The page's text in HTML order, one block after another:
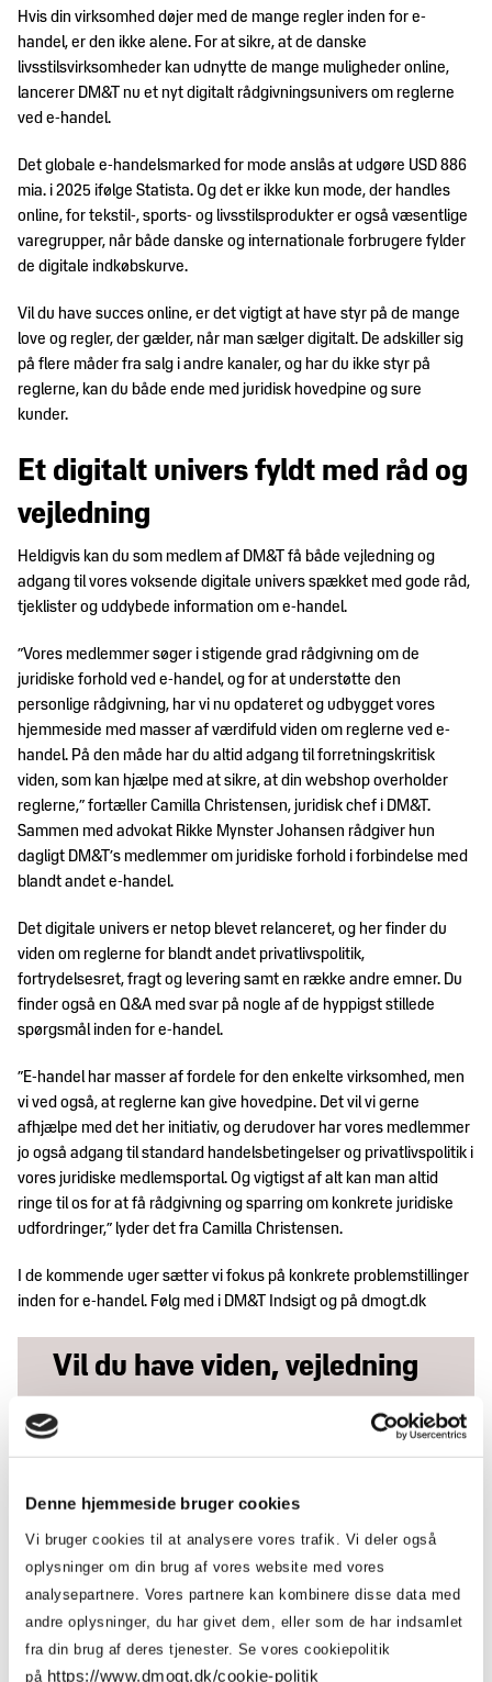
Denne hjemmeside bruger cookies
Vi bruger cookies til at analysere vores trafik. Vi deler også
oplysninger om din brug af vores website med vores
analysepartnere. Vores partnere kan kombinere disse data med
andre oplysninger, du har givet dem, eller som de har indsamlet
fra din brug af deres tjenester. Se vores cookiepolitik
på https://www.dmogt.dk/cookie-politik
Persondata
Told
Trends
&
design
producentansvar
for
rådgivning
Vedtægter for
servicemedlemskab
medarbejdere
Branchens bidrag til
samfundsøkonomien
DM&T's forpligtelse
virksomhedsadfærd
DM&T's
historie
Presse
DM&T
Sport
dmogt.ai
Hvis din virksomhed døjer med de mange regler inden for e-
handel, er den ikke alene. For at sikre, at de danske
livsstilsvirksomheder kan udnytte de mange muligheder online,
lancerer DM&T nu et nyt digitalt rådgivningsunivers om reglerne
ved e-handel.
Det globale e-handelsmarked for mode anslås at udgøre USD 886
mia. i 2025 ifølge Statista. Og det er ikke kun mode, der handles
online, for tekstil-, sports- og livsstilsprodukter er også væsentlige
varegrupper, når både danske og internationale forbrugere fylder
de digitale indkøbskurve.
Vil du have succes online, er det vigtigt at have styr på de mange
love og regler, der gælder, når man sælger digitalt. De adskiller sig
på flere måder fra salg i andre kanaler, og har du ikke styr på
reglerne, kan du både ende med juridisk hovedpine og sure
kunder.
Et digitalt univers fyldt med råd og
vejledning
Heldigvis kan du som medlem af DM&T få både vejledning og
adgang til vores voksende digitale univers spækket med gode råd,
tjeklister og uddybede information om e-handel.
”Vores medlemmer søger i stigende grad rådgivning om de
juridiske forhold ved e-handel, og for at understøtte den
personlige rådgivning, har vi nu opdateret og udbygget vores
hjemmeside med masser af værdifuld viden om reglerne ved e-
handel. På den måde har du altid adgang til forretningskritisk
viden, som kan hjælpe med at sikre, at din webshop overholder
reglerne,” fortæller Camilla Christensen, juridisk chef i DM&T.
Sammen med advokat Rikke Mynster Johansen rådgiver hun
dagligt DM&T’s medlemmer om juridiske forhold i forbindelse med
blandt andet e-handel.
Det digitale univers er netop blevet relanceret, og her finder du
viden om reglerne for blandt andet privatlivspolitik,
fortrydelsesret, fragt og levering samt en række andre emner. Du
finder også en Q&A med svar på nogle af de hyppigst stillede
spørgsmål inden for e-handel.
”E-handel har masser af fordele for den enkelte virksomhed, men
vi ved også, at reglerne kan give hovedpine. Det vil vi gerne
afhjælpe med det her initiativ, og derudover har vores medlemmer
jo også adgang til standard handelsbetingelser og privatlivspolitik i
vores juridiske medlemsportal. Og vigtigst af alt kan man altid
ringe til os for at få rådgivning og sparring om konkrete juridiske
udfordringer,” lyder det fra Camilla Christensen.
I de kommende uger sætter vi fokus på konkrete problemstillinger
inden for e-handel. Følg med i DM&T Indsigt og på dmogt.dk
Vil du have viden, vejledning
og gode råd til at tackle de
juridiske udfordringer ved e-
handel?
Besøg vores
rådgivningsunivers om e-
handel